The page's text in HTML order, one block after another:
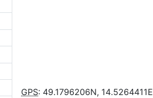
GPS: 49.1796206N, 14.5264411E